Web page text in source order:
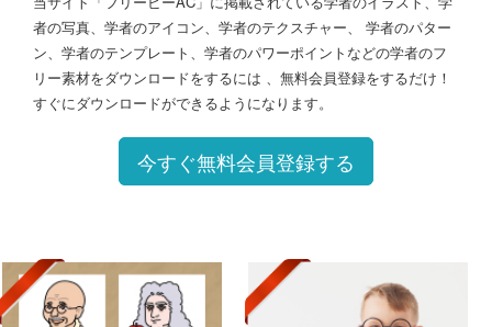
者の写真、学者のアイコン、学者のテクスチャー、 学者のパター
ン、学者のテンプレート、学者のパワーポイントなどの学者のフ
リー素材をダウンロードをするには 、無料会員登録をするだけ！
すぐにダウンロードができるようになります。
今すぐ無料会員登録する